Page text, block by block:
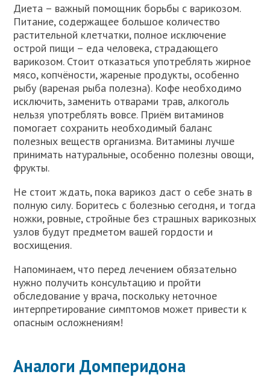
Диета – важный помощник борьбы с варикозом.
Питание, содержащее большое количество
растительной клетчатки, полное исключение
острой пищи – еда человека, страдающего
варикозом. Стоит отказаться употреблять жирное
мясо, копчёности, жареные продукты, особенно
рыбу (вареная рыба полезна). Кофе необходимо
исключить, заменить отварами трав, алкоголь
нельзя употреблять вовсе. Приём витаминов
помогает сохранить необходимый баланс
полезных веществ организма. Витамины лучше
принимать натуральные, особенно полезны овощи,
фрукты.
Не стоит ждать, пока варикоз даст о себе знать в
полную силу. Боритесь с болезнью сегодня, и тогда
ножки, ровные, стройные без страшных варикозных
узлов будут предметом вашей гордости и
восхищения.
Напоминаем, что перед лечением обязательно
нужно получить консультацию и пройти
обследование у врача, поскольку неточное
интерпретирование симптомов может привести к
опасным осложнениям!
Аналоги Домперидона